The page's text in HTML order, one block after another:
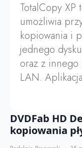
TotalCopy
umożliwia
kopiowania i
jednego
oraz z
LAN.
DVDFab HD
kopiowania